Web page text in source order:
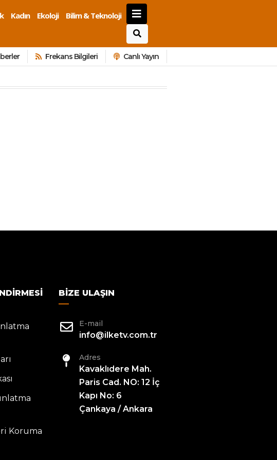
Kadın Ekoloji
Bilim & Teknoloji
Frekans Bilgileri Canlı Yayın
Koruma
BIZE ULAŞIN
E-mail
info@ilketv.com.tr
Adres
Kavaklıdere Mah.
Paris Cad. NO: 12 İç
Kapı No: 6
Çankaya / Ankara